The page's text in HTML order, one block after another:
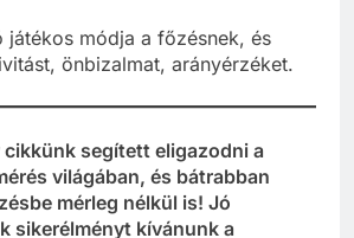
játékos módja a főzésnek, és
önbizalmat, arányérzéket.
cikkünk segített eligazodni a
világában, és bátrabban
mérleg nélkül is! Jó
sikerélményt kívánunk a